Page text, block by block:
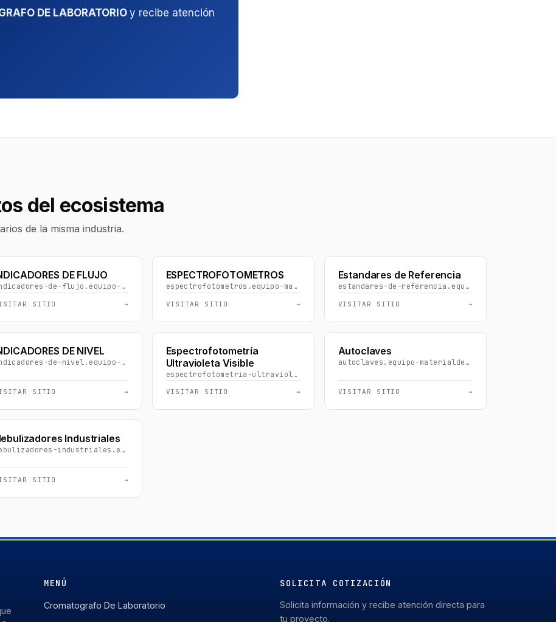
DE LABORATORIO y recibe atención
del ecosistema
de la misma industria.
DE FLUJO
indicadores-de-flujo.equipo-materialdelaboratorio.com
SITIO →
ESPECTROFOTOMETROS
espectrofotometros.equipo-materialdelaboratorio.com
VISITAR SITIO →
Estandares de Referencia
estandares-de-referencia.equipo-materialdelaboratorio.com
VISITAR SITIO →
DE NIVEL
indicadores-de-nivel.equipo-materialdelaboratorio.com
SITIO →
Espectrofotometría
Ultravioleta Visible
espectrofotometria-ultravioleta-visible.equipo-materialdelaboratorio.com
VISITAR SITIO →
Autoclaves
autoclaves.equipo-materialdelaboratorio.com
VISITAR SITIO →
Industriales
nebulizadores-industriales.equipo-materialdelaboratorio.com
SITIO →
MENÚ
Cromatografo De Laboratorio
SOLICITA COTIZACIÓN
Solicita información y recibe atención directa para
tu proyecto.